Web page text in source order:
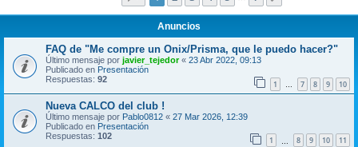
Anuncios
FAQ de "Me compre un Onix/Prisma, que le puedo hacer?"
Último mensaje por javier_tejedor« 23 Abr 2022, 09:13
Publicado en Presentación
Respuestas: 92 1 … 7 8 9 10
Nueva CALCO del club !
Último mensaje por Pablo0812 « 27 Mar 2026, 12:39
Publicado en Presentación
Respuestas: 102 1 8 9 10 11